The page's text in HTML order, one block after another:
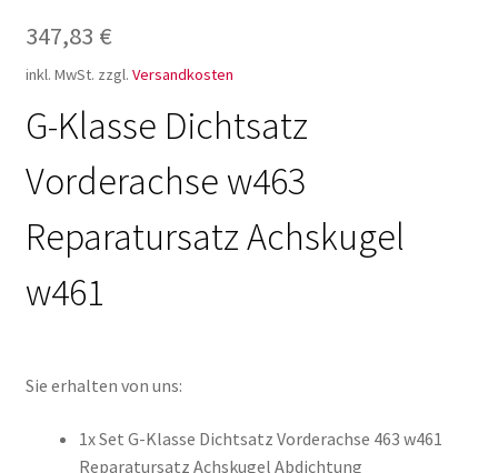
347,83 €
inkl. MwSt. zzgl. Versandkosten
G-Klasse Dichtsatz
Vorderachse w463
Reparatursatz Achskugel
w461
Sie erhalten von uns:
1x Set G-Klasse Dichtsatz Vorderachse 463 w461
Reparatursatz Achskugel Abdichtung